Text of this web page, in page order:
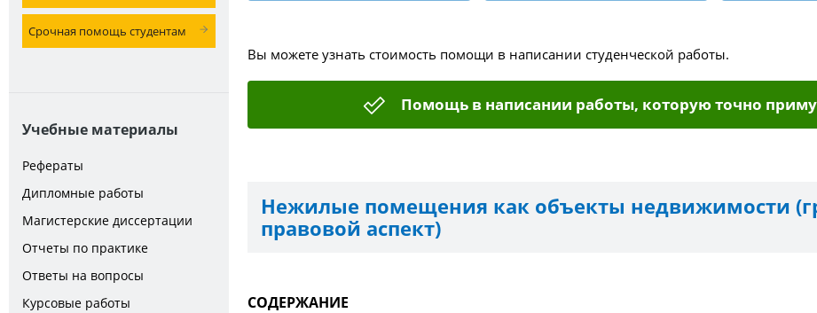
Срочная помощь студентам
Учебные материалы
Рефераты
Дипломные работы
Магистерские диссертации
Отчеты по практике
Ответы на вопросы
Курсовые работы
Вы можете узнать стоимость помощи в написании студенческой работы.
Помощь в написании работы, которую точно
Нежилые помещения как объекты недвижимости
правовой аспект)
СОДЕРЖАНИЕ